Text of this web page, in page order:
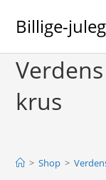
Billige-
krus
> Shop >